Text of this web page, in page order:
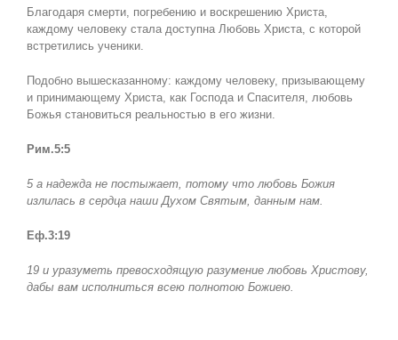
Благодаря смерти, погребению и воскрешению Христа,
каждому человеку стала доступна Любовь Христа, с которой
встретились ученики.
Подобно вышесказанному: каждому человеку, призывающему
и принимающему Христа, как Господа и Спасителя, любовь
Божья становиться реальностью в его жизни.
Рим.5:5
5 а надежда не постыжает, потому что любовь Божия
излилась в сердца наши Духом Святым, данным нам.
Еф.3:19
19 и уразуметь превосходящую разумение любовь Христову,
дабы вам исполниться всею полнотою Божиею.